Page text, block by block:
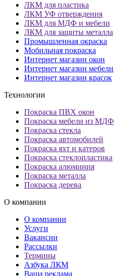
ЛКМ для пластика
ЛКМ УФ отверждения
ЛКМ для МДФ и мебели
ЛКМ для защиты металла
Промышленная окраска
Мобильная покраска
Интернет магазин окон
Интернет магазин мебели
Интернет магазин красок
Технологии
Покраска ПВХ окон
Покраска мебели из МДФ
Покраска стекла
Покраска автомобилей
Покраска яхт и катеров
Покраска стеклопластика
Покраска алюминия
Покраска металла
Покраска дерева
О компании
О компании
Услуги
Вакансии
Рассылки
Термины
Азбука ЛКМ
Ваша реклама